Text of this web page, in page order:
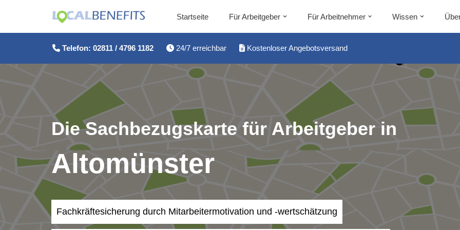
Startseite Für Arbeitgeber Für Arbeitnehmer Wissen
Telefon: 02811 / 4796 1182 24/7 erreichbar Kostenloser Angebotsversand
Die Sachbezugskarte für Arbeitgeber in
Altomünster
Fachkräftesicherung durch Mitarbeitermotivation und -wertschätzung